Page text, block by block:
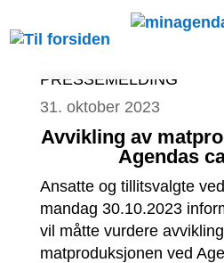
PRESSEMELDING
31. oktober 2023
Avvikling av
Agendas
Ansatte og tillitsvalgte
mandag 30.10.2023
vil måtte vurdere
matproduksjonen ved